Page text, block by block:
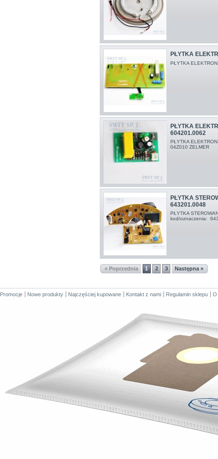
PŁYTKA
PŁYTKA
PŁYTKA
604201.0062
PŁYTKA
04Z010 ZELMER
PŁYTKA
643201.0048
PŁYTKA
kod/oznaczenia:
« Poprzednia 1 2 3 Następna »
Promocje Nowe produkty Najczęściej kupowane Kontakt z nami Regulamin sklepu O